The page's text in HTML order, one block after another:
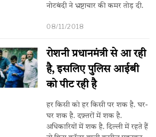
नोटबंदी ने भ्रष्टाचार की कमर तोड़ दी.
08/11/2018
रोशनी प्रधानमंत्री से आ रही
है, इसलिए पुलिस आईबी
को पीट रही है
हर किसी को हर किसी पर शक है. घर-
घर शक है. दफ़्तरों में शक है.
अधिकारियों में शक है. दिल्ली में रहते हैं